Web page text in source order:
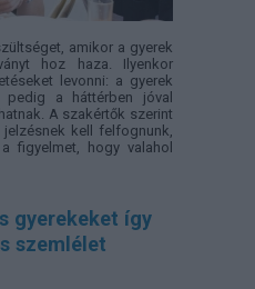
amikor a gyerek
hoz haza. Ilyenkor
levonni: a gyerek
pedig a háttérben jóval
A szakértők szerint
kell felfognunk,
figyelmet, hogy valahol
gyerekeket így
szemlélet